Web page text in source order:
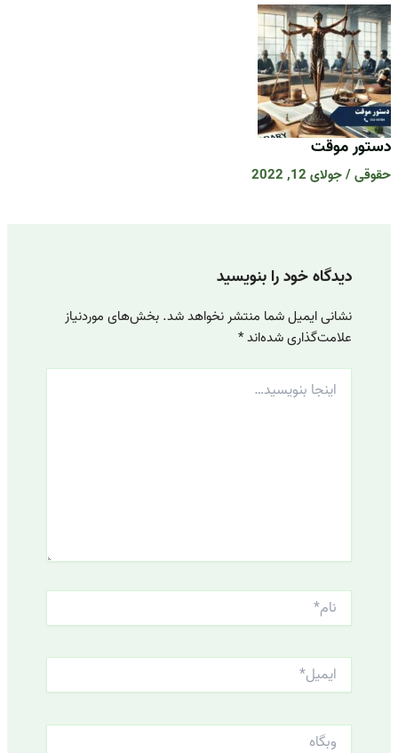
دستور موقت
حقوقی/جولای 12, 2022
دیدگاه‌ خود را بنویسید
نشانی ایمیل شما منتشر نخواهد شد. بخش‌های موردنیاز
علامت‌گذاری شده‌اند*
اینجا
بنویسید…
نام*
ایمیل*
وبگاه